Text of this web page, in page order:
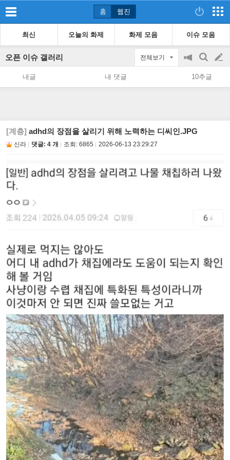
홈 웹진
최신 오늘의 화제 화제 모음 이슈 모음
오픈 이슈 갤러리 전체보기
공
지
on/off
검
색
글
쓰
내글 내 댓글 10추글
[계층] adhd의 장점을 살리기 위해 노력하는 디씨인.JPG
신라 댓글: 4 개 조회: 6865 2026-06-13 23:29:27